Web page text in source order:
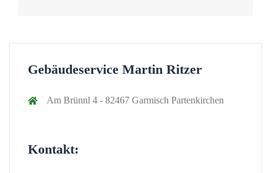
Gebäudeservice Martin Ritzer
Am Brünnl 4 - 82467 Garmisch Partenkirchen
Kontakt: